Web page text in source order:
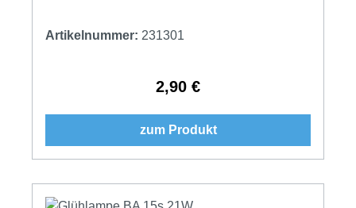
Artikelnummer: 231301
Regulärer Preis:
2,90 €
zum Produkt